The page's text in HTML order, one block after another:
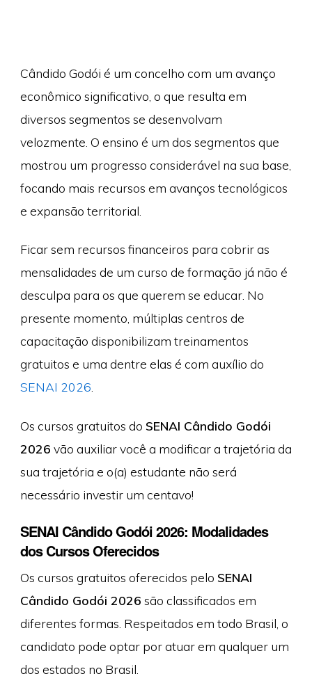
Cândido Godói é um concelho com um avanço
econômico significativo, o que resulta em
diversos segmentos se desenvolvam
velozmente. O ensino é um dos segmentos que
mostrou um progresso considerável na sua base,
focando mais recursos em avanços tecnológicos
e expansão territorial.
Ficar sem recursos financeiros para cobrir as
mensalidades de um curso de formação já não é
desculpa para os que querem se educar. No
presente momento, múltiplas centros de
capacitação disponibilizam treinamentos
gratuitos e uma dentre elas é com auxílio do
SENAI 2026
Os cursos gratuitos do SENAI Cândido Godói
2026 vão auxiliar você a modificar a trajetória da
sua trajetória e o(a) estudante não será
necessário investir um centavo!
SENAI Cândido Godói 2026: Modalidades
dos Cursos Oferecidos
Os cursos gratuitos oferecidos pelo SENAI
Cândido Godói 2026 são classificados em
diferentes formas. Respeitados em todo Brasil, o
candidato pode optar por atuar em qualquer um
dos estados no Brasil.